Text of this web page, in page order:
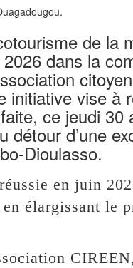
de la
dans la
initiative vise à
ce jeudi
détour d’une
Dioulasso.
en juin
élargissant le